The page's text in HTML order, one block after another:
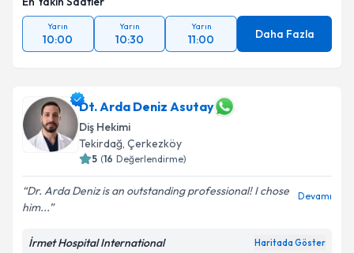
Yarın
10:00
Yarın
10:30
Yarın
11:00 Daha Fazla
Dt. Arda Deniz Asutay
Diş Hekimi
Tekirdağ, Çerkezköy
5 (16 Değerlendirme)
Dr. Arda Deniz is an outstanding professional! I chose
him...
Devamı
İrmet Hospital International Haritada Göster